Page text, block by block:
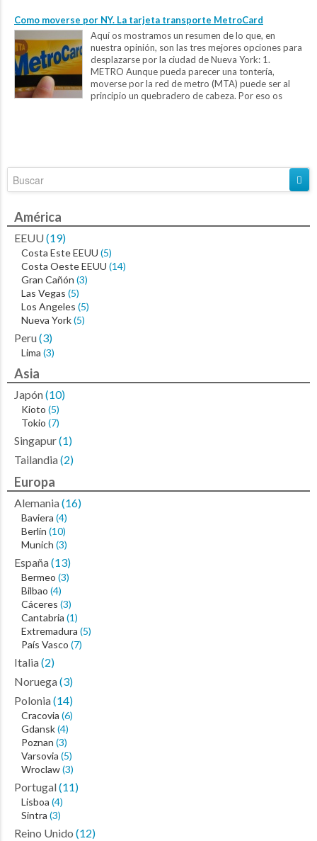
Como moverse por NY. La tarjeta transporte MetroCard
Aquí os mostramos un resumen de lo que, en
nuestra opinión, son las tres mejores opciones para
desplazarse por la ciudad de Nueva York: 1.
METRO Aunque pueda parecer una tontería,
moverse por la red de metro (MTA) puede ser al
principio un quebradero de cabeza. Por eso os
América
EEUU(19)
Costa Este EEUU (5)
Costa Oeste EEUU (14)
Gran Cañón (3)
Las Vegas (5)
Los Angeles (5)
Nueva York(5)
Peru(3)
Lima (3)
Asia
Japón(10)
Kioto (5)
Tokio (7)
Singapur(1)
Tailandia(2)
Europa
Alemania(16)
Baviera (4)
Berlín (10)
Munich (3)
España(13)
Bermeo (3)
Bilbao (4)
Cáceres (3)
Cantabria (1)
Extremadura (5)
País Vasco (7)
Italia(2)
Noruega(3)
Polonia(14)
Cracovia (6)
Gdansk(4)
Poznan (3)
Varsovia (5)
Wroclaw(3)
Portugal(11)
Lisboa (4)
Sintra (3)
Reino Unido (12)